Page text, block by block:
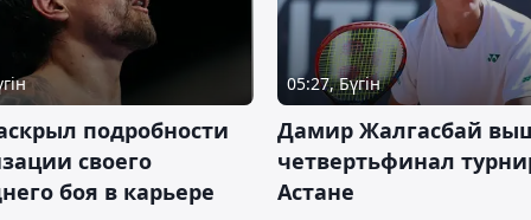
подробности
своего
боя в карьере
05:27, Бүгін
Дамир Жалгасбай
четвертьфинал
Астане